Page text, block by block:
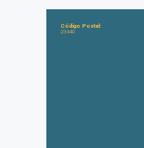
Código Postal:
23440